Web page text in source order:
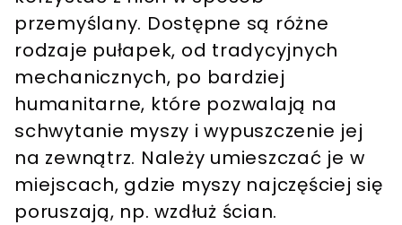
przemyślany. Dostępne są różne
rodzaje pułapek, od tradycyjnych
mechanicznych, po bardziej
humanitarne, które pozwalają na
schwytanie myszy i wypuszczenie jej
na zewnątrz. Należy umieszczać je w
miejscach, gdzie myszy najczęściej się
poruszają, np. wzdłuż ścian​.